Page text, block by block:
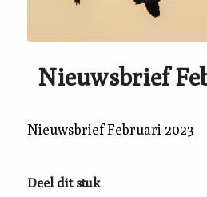
Nieuwsbrief
Nieuwsbrief Februari 2023
Deel dit stuk